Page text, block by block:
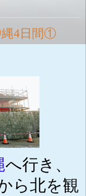
縄4日間①
へ行き、
ら北を観